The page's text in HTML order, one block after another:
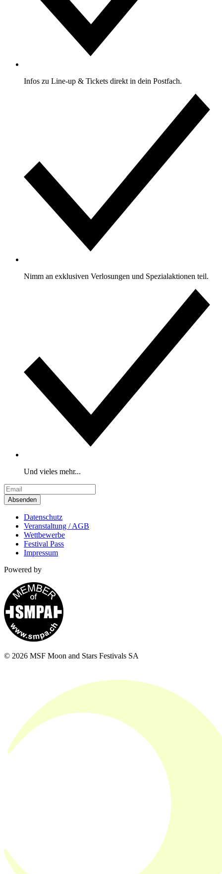
Infos zu Line-up & Tickets direkt in dein Postfach.
Nimm an exklusiven Verlosungen und Spezialaktionen teil.
Und vieles mehr...
Absenden
Datenschutz
Veranstaltung / AGB
Wettbewerbe
Festival Pass
Impressum
Powered by
© 2026 MSF Moon and Stars Festivals SA